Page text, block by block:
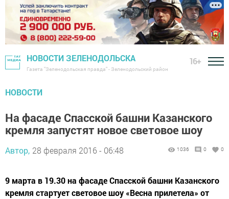
НОВОСТИ ЗЕЛЕНОДОЛЬСКА
Газета "Зеленодольская правда" - Зеленодольский район
16+
НОВОСТИ
На фасаде Спасской башни Казанского
кремля запустят новое световое шоу
Автор, 28 февраля 2016 - 06:48 1036 0 0
9 марта в 19.30 на фасаде Спасской башни Казанского
кремля стартует световое шоу «Весна прилетела» от